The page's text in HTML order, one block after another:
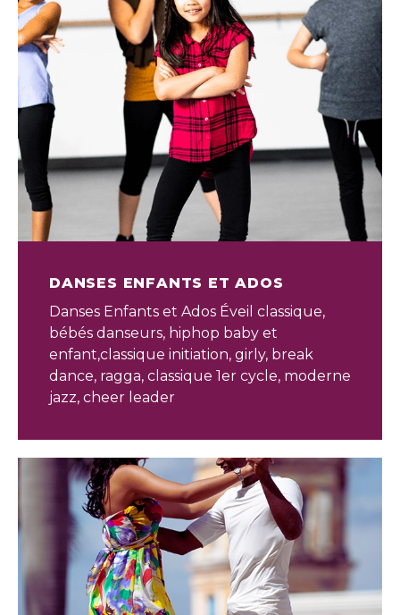
DANSES ENFANTS ET ADOS
Danses Enfants et Ados Éveil classique,
bébés danseurs, hiphop baby et
enfant,classique initiation, girly, break
dance, ragga, classique 1er cycle, moderne
jazz, cheer leader